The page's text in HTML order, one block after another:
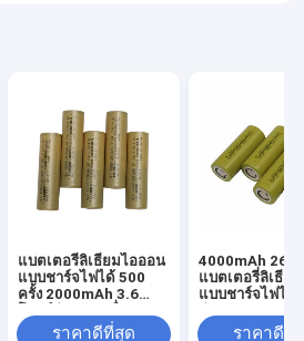
แบตเตอรี่ลิเธียมไอออน
แบบชาร์จไฟได้ 500
ครั้ง 2000mAh 3.6
พื้น
ราคาดีที่สุด
4000mAh
แบตเตอรี่ลิเธีย
แบบชาร์จไฟได้
ราคาดีที่